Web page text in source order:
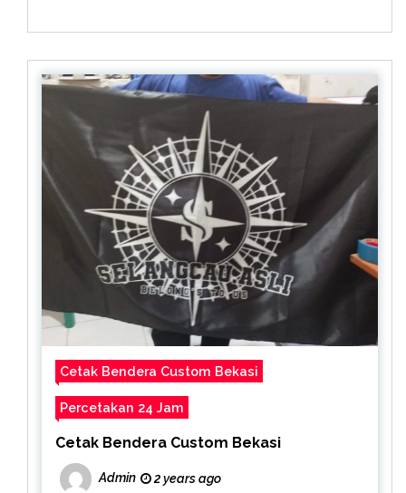
Cetak Bendera Custom Bekasi
Percetakan 24 Jam
Cetak Bendera Custom Bekasi
Admin 2 years ago